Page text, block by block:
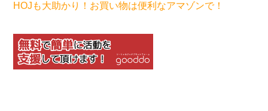
HOJも大助かり！お買い物は便利なアマゾンで！